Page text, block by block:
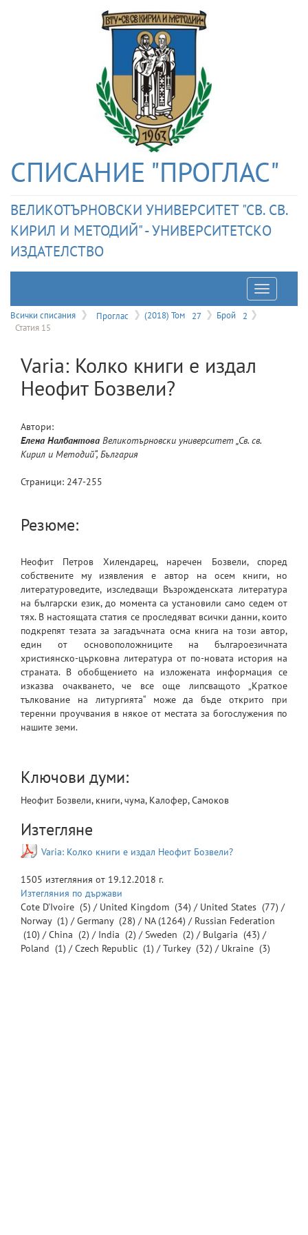
СПИСАНИЕ "ПРОГЛАС"
ВЕЛИКОТЪРНОВСКИ УНИВЕРСИТЕТ "СВ. СВ.
КИРИЛ И МЕТОДИЙ" - УНИВЕРСИТЕТСКО
ИЗДАТЕЛСТВО
Отваряне
на
Всички списания Проглас (2018) Том 27 Брой
2
Статия 15
Varia: Колко книги е издал
Неофит Бозвели?
Автори:
Елена Налбантова Великотърновски университет „Св. св.
Кирил и Методий“, България
Страници: 247-255
Резюме:
Неофит Петров Хилендарец, наречен Бозвели, според
собствените му изявления е автор на осем книги, но
литературоведите, изследващи Възрожденската литература
на български език, до момента са установили само седем от
тях. В настоящата статия се проследяват всички данни, които
подкрепят тезата за загадъчната осма книга на този автор,
един от основоположниците на българоезичната
християнско-църковна литература от по-новата история на
страната. В обобщението на изложената информация се
изказва очакването, че все още липсващото „Краткое
тълкование на литургията“ може да бъде открито при
теренни проучвания в някое от местата за богослужения по
нашите земи.
Ключови думи:
Неофит Бозвели, книги, чума, Калофер, Самоков
Изтегляне
Varia: Колко книги е издал Неофит Бозвели?
1505 изтегляния от 19.12.2018 г.
Изтегляния по държави
Cote D'Ivoire (5) / United Kingdom (34) / United States (77) /
Norway (1) /Germany (28) / NA(1264) / Russian Federation
(10) /China (2) / India (2) /Sweden (2) / Bulgaria (43) /
Poland (1) /Czech Republic (1) /Turkey (32) / Ukraine (3)